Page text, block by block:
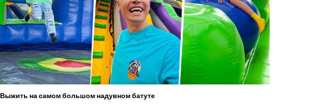
Выжить на самом большом надувном батуте